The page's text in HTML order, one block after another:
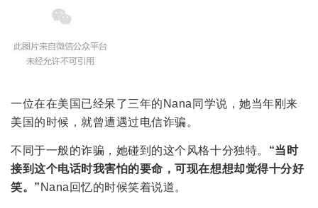
一位在在美国已经呆了三年的Nana同学说，她当年刚来
美国的时候，就曾遭遇过电信诈骗。
不同于一般的诈骗，她碰到的这个风格十分独特。 “当时
接到这个电话时我害怕的要命，可现在想想却觉得十分好
笑。” Nana回忆的时候笑着说道。